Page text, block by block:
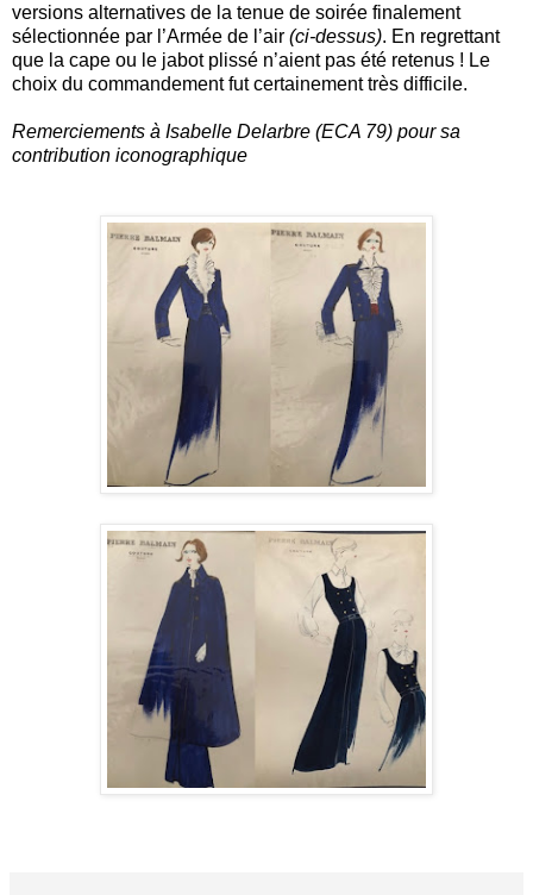
versions alternatives de la tenue de soirée finalement
sélectionnée par l’Armée de l’air (ci-dessus). En regrettant
que la cape ou le jabot plissé n’aient pas été retenus ! Le
choix du commandement fut certainement très difficile.
Remerciements à Isabelle Delarbre (ECA 79) pour sa
contribution iconographique